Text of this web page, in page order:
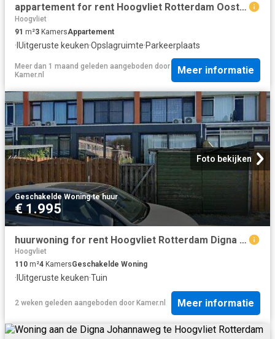
appartement for rent Hoogvliet Rotterdam Oosterbakenpad
Hoogvliet
91 m²3 KamersAppartement
· IUitgeruste keuken·Opslagruimte·Parkeerplaats
Meer dan 1 maand geleden aangeboden door
Kamer.nl
Meer informatie
Foto bekijken
Geschakelde Woning·te huur
€ 1.995
huurwoning for rent Hoogvliet Rotterdam Digna Johannaweg
Hoogvliet
110 m²4 KamersGeschakelde Woning
· IUitgeruste keuken·Tuin
2 weken geleden aangeboden door Kamer.nl Meer informatie